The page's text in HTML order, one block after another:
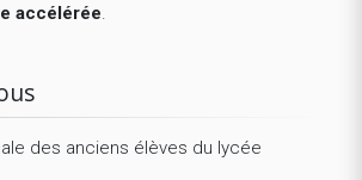
accélérée.
des anciens élèves du lycée